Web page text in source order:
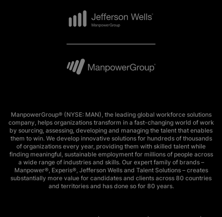
ManpowerGroup® (NYSE: MAN), the leading global workforce solutions
company, helps organizations transform in a fast-changing world of work
by sourcing, assessing, developing and managing the talent that enables
them to win. We develop innovative solutions for hundreds of thousands
of organizations every year, providing them with skilled talent while
finding meaningful, sustainable employment for millions of people across
a wide range of industries and skills. Our expert family of brands –
Manpower®, Experis®, Jefferson Wells and Talent Solutions – creates
substantially more value for candidates and clients across 80 countries
and territories and has done so for 80 years.